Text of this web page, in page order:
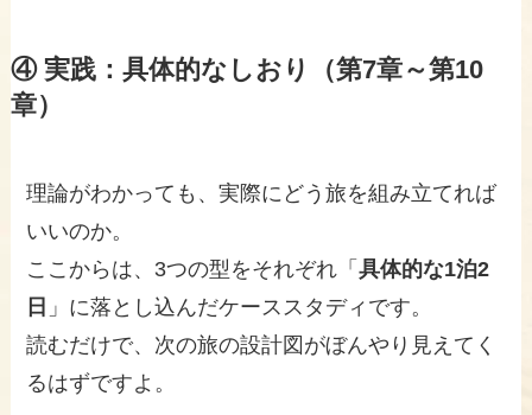
④ 実践：具体的なしおり（第7章～第10
章）
理論がわかっても、実際にどう旅を組み立てれば
いいのか。
ここからは、3つの型をそれぞれ「具体的な1泊2
日 」に落とし込んだケーススタディです。
読むだけで、次の旅の設計図がぼんやり見えてく
るはずですよ。